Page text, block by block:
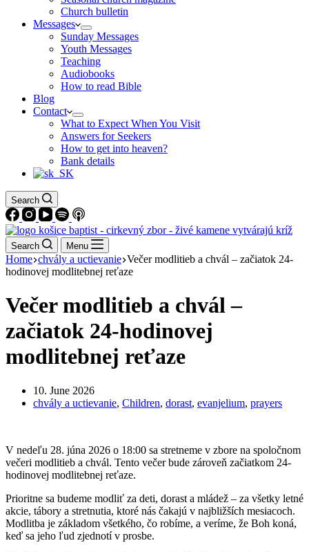
Church bulletin
Messages
Sunday Messages
Youth Messages
Teaching
Audiobooks
How to read Bible
Blog
Contact
What to Expect When You Visit
Answers for Seekers
How to get into heaven?
Bank details
Search
Search Menu
Home chvály a uctievanie Večer modlitieb a chvál – začiatok 24-
hodinovej modlitebnej reťaze
Večer modlitieb a chvál –
začiatok 24-hodinovej
modlitebnej reťaze
10. June 2026
chvály a uctievanie, Children, dorast, evanjelium, prayers
V nedeľu 28. júna 2026 o 18:00 sa stretneme v zbore na spoločnom
večeri modlitieb a chvál. Tento večer bude zároveň začiatkom 24-
hodinovej modlitebnej reťaze.
Prioritne sa budeme modliť za deti, dorast a mládež – za všetky letné
akcie, tábory a stretnutia, ktoré nás čakajú v najbližších mesiacoch.
Modlitba je základom všetkého, čo robíme, a veríme, že Boh koná,
keď sa jeho ľud zjednotí v prosbe.